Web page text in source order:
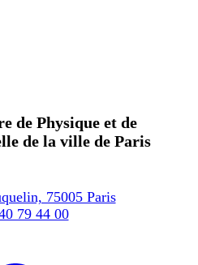
de Physique et de
de la ville de Paris
75005 Paris
79 44 00